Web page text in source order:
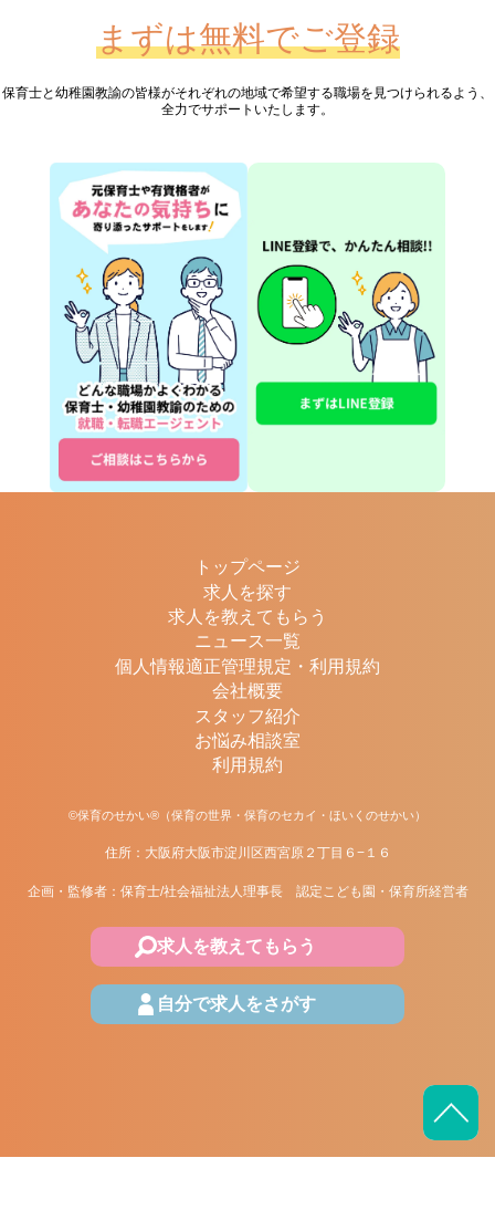
まずは無料でご登録
保育士と幼稚園教諭の皆様がそれぞれの地域で希望する職場を見つけられるよう、
全力でサポートいたします。
トップページ
求人を探す
求人を教えてもらう
ニュース一覧
個人情報適正管理規定・利用規約
会社概要
スタッフ紹介
お悩み相談室
利用規約
©保育のせかい®（保育の世界・保育のセカイ・ほいくのせかい）
住所：大阪府大阪市淀川区西宮原２丁目６−１６
企画・監修者：保育士/社会福祉法人理事長 認定こども園・保育所経営者
求人を教えてもらう
自分で求人をさがす